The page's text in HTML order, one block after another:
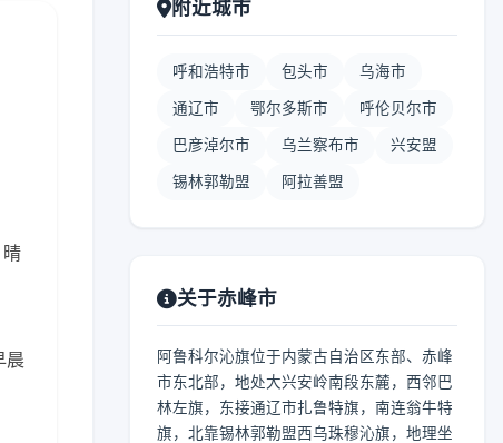
晨
附近城市
呼和浩特市 包头市 乌海市
通辽市 鄂尔多斯市 呼伦贝尔市
巴彦淖尔市 乌兰察布市 兴安盟
锡林郭勒盟 阿拉善盟
关于赤峰市
阿鲁科尔沁旗位于内蒙古自治区东部、赤峰
市东北部，地处大兴安岭南段东麓，西邻巴
林左旗，东接通辽市扎鲁特旗，南连翁牛特
旗，北靠锡林郭勒盟西乌珠穆沁旗，地理坐